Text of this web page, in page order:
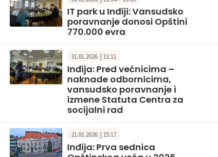
IT park u Inđiji: Vansudsko
poravnanje donosi Opštini
770.000 evra
31.01.2026. | 11:11
Inđija: Pred većnicima –
naknade odbornicima,
vansudsko poravnanje i
izmene Statuta Centra za
socijalni rad
21.01.2026. | 15:17
Inđija: Prva sednica